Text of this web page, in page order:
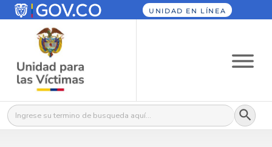
UNIDAD EN LÍNEA
Buscar: Botón